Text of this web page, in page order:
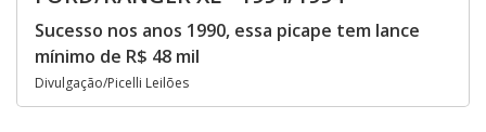
Sucesso nos anos 1990, essa picape tem lance
mínimo de R$ 48 mil
Divulgação/Picelli Leilões